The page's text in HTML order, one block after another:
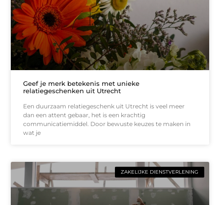
Geef je merk betekenis met unieke
relatiegeschenken uit Utrecht
Een duurzaam relatiegeschenk uit Utrecht is veel meer
dan een attent gebaar, het is een krachtig
communicatiemiddel. Door bewuste keuzes te maken in
wat je
ZAKELIJKE DIENSTVERLENING